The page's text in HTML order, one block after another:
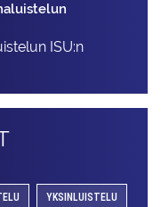
ISU:n
YKSINLUISTELU